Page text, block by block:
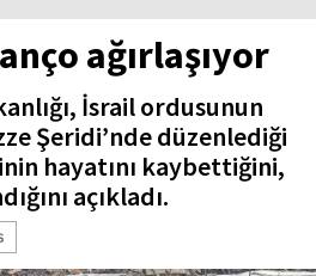
ağırlaşıyor
İsrail ordusunun
Şeridi’nde düzenlediği
hayatını kaybettiğini,
açıkladı.